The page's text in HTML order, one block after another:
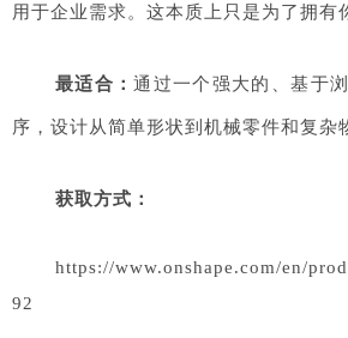
用于企业需求。这本质上只是为了拥有
最适合：通过一个强大的、基于
序，设计从简单形状到机械零件和复杂
获取方式：
https://www.onshape.com/en/
92